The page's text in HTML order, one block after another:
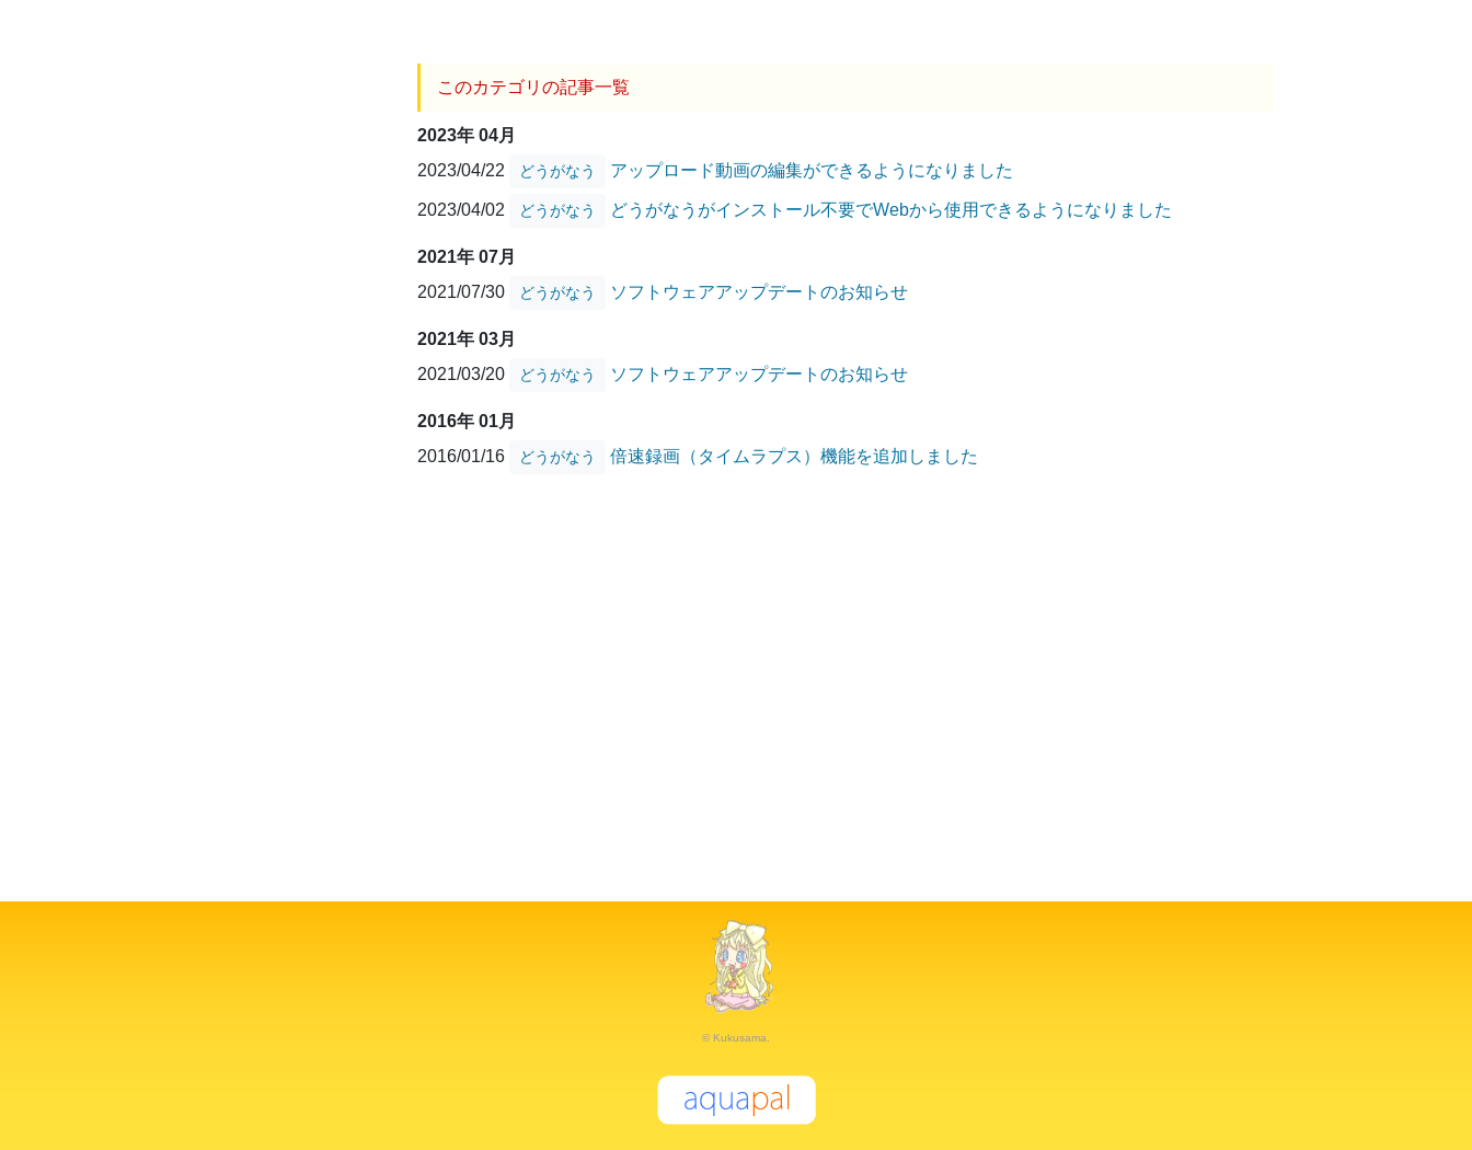
このカテゴリの記事一覧
2023年 04月
2023/04/22
どうがなう アップロード動画の編集ができるようになりました
2023/04/02 どうがなう どうがなうがインストール不要でWebから使用できるようになりました
2021年 07月
2021/07/30
どうがなう ソフトウェアアップデートのお知らせ
2021年 03月
2021/03/20
どうがなう ソフトウェアアップデートのお知らせ
2016年 01月
2016/01/16
どうがなう 倍速録画（タイムラプス）機能を追加しました
© Kukusama.